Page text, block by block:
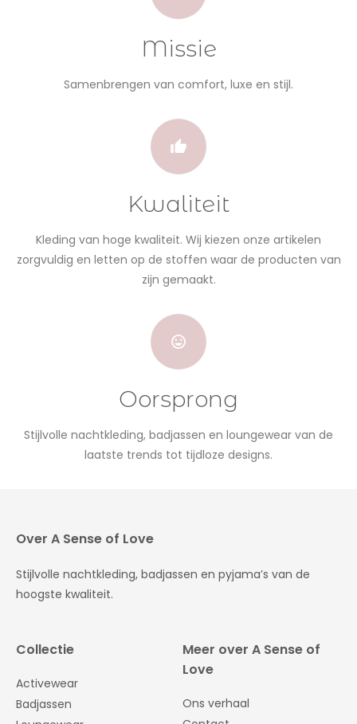
Missie
Samenbrengen van comfort, luxe en stijl.
Kwaliteit
Kleding van hoge kwaliteit. Wij kiezen onze artikelen
zorgvuldig en letten op de stoffen waar de producten van
zijn gemaakt.
Oorsprong
Stijlvolle nachtkleding, badjassen en loungewear van de
laatste trends tot tijdloze designs.
Over A Sense of Love
Stijlvolle nachtkleding, badjassen en pyjama’s van de
hoogste kwaliteit.
Collectie
Activewear
Badjassen
Meer over A Sense of
Love
Ons verhaal